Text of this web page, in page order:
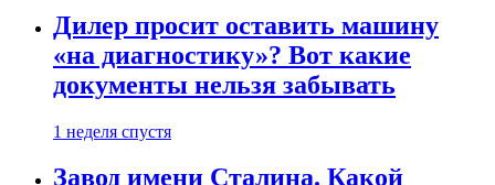
Дилер просит оставить машину
«на диагностику»? Вот какие
документы нельзя забывать
1 неделя спустя
Завод имени Сталина. Какой